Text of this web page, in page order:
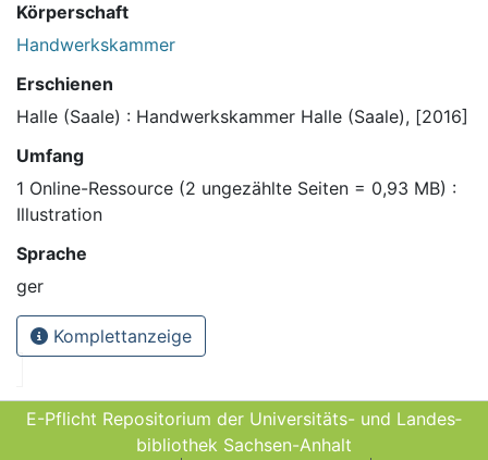
Körperschaft
Handwerkskammer
Erschienen
Halle (Saale) : Handwerkskammer Halle (Saale), [2016]
Umfang
1 Online-Ressource (2 ungezählte Seiten = 0,93 MB) :
Illustration
Sprache
ger
Komplettanzeige
E-Pflicht Repositorium der Universitäts- und Landes­
bibliothek Sachsen-Anhalt